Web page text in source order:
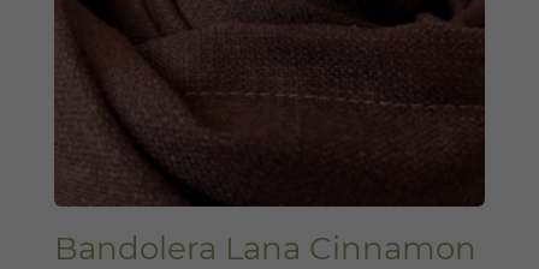
Bandolera Lana Cinnamon